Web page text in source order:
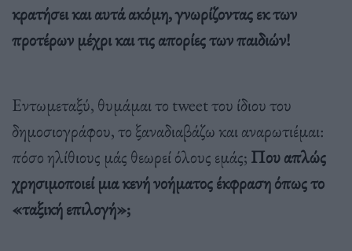
κρατήσει και αυτά ακόμη, γνωρίζοντας εκ των
προτέρων μέχρι και τις απορίες των παιδιών!
Εντωμεταξύ, θυμάμαι το tweet του ίδιου του
δημοσιογράφου, το ξαναδιαβάζω και αναρωτιέμαι:
πόσο ηλίθιους μάς θεωρεί όλους εμάς; Που απλώς
χρησιμοποιεί μια κενή νοήματος έκφραση όπως το
«ταξική επιλογή»;